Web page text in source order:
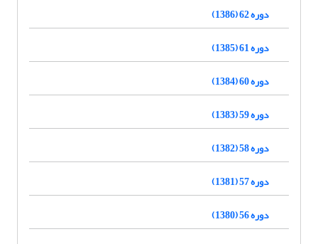
دوره 62 (1386)
دوره 61 (1385)
دوره 60 (1384)
دوره 59 (1383)
دوره 58 (1382)
دوره 57 (1381)
دوره 56 (1380)